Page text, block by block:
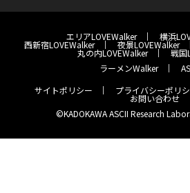
エリアLOVEWalker 横浜
西新宿LOVEWalker 夜景LOVEWalker
丸の内LOVEWalker
戦国
ラーメンWalker
サイトポリシー
プライバシーポリ
お問い合わせ
©KADOKAWA ASCII Research